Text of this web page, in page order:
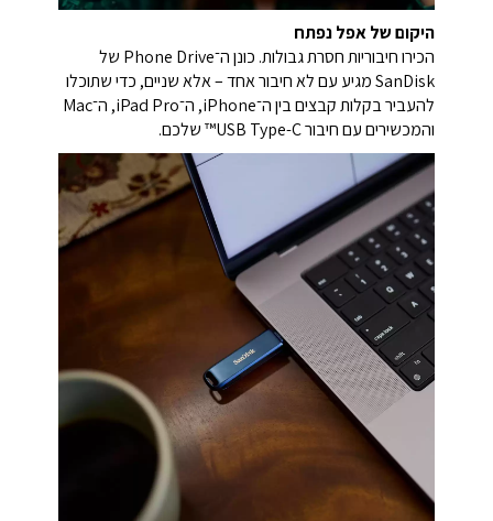
היקום של אפל נפתח
הכירו חיבוריות חסרת גבולות. כונן ה־Phone Drive של
SanDisk מגיע עם לא חיבור אחד – אלא שניים, כדי שתוכלו
להעביר בקלות קבצים בין ה־iPhone, ה־iPad Pro, ה־Mac
והמכשירים עם חיבור USB Type-C™ שלכם.